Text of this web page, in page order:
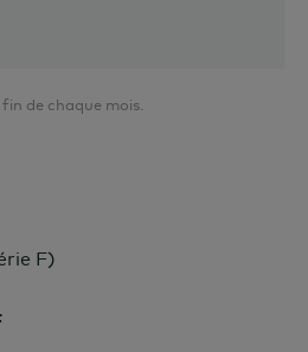
de chaque mois.
F)